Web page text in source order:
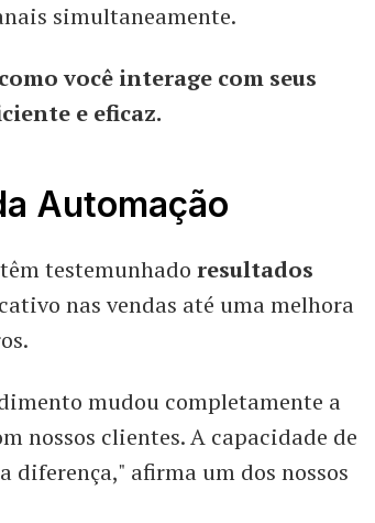
simultaneamente.
você interage com seus
e eficaz.
Automação
testemunhadoresultados
nas vendas até uma melhora
mudou completamente a
nossos clientes. A capacidade de
diferença," afirma um dos nossos